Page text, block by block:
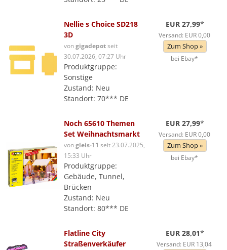
Nellie s Choice SD218
3D
vongigadepotseit
30.07.2026, 07:27 Uhr
Produktgruppe:
Sonstige
Zustand: Neu
Standort: 70*** DE
EUR 27,99*
Versand: EUR 0,00
Zum Shop »
bei Ebay*
Noch 65610 Themen
Set Weihnachtsmarkt
vongleis-11 seit 23.07.2025,
15:33 Uhr
Produktgruppe:
Gebäude, Tunnel,
Brücken
Zustand: Neu
Standort: 80*** DE
EUR 27,99*
Versand: EUR 0,00
Zum Shop »
bei Ebay*
Flatline City
Straßenverkäufer
EUR 28,01*
Versand: EUR 13,04